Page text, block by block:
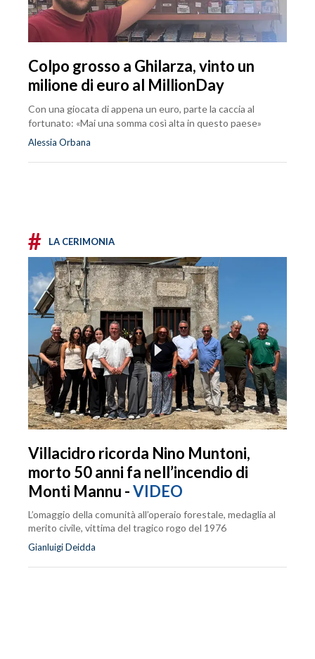
Colpo grosso a Ghilarza, vinto un
milione di euro al MillionDay
Con una giocata di appena un euro, parte la caccia al
fortunato: «Mai una somma così alta in questo paese»
Alessia Orbana
# LA CERIMONIA
Villacidro ricorda Nino Muntoni,
morto 50 anni fa nell’incendio di
Monti Mannu -VIDEO
L’omaggio della comunità all’operaio forestale, medaglia al
merito civile, vittima del tragico rogo del 1976
Gianluigi Deidda